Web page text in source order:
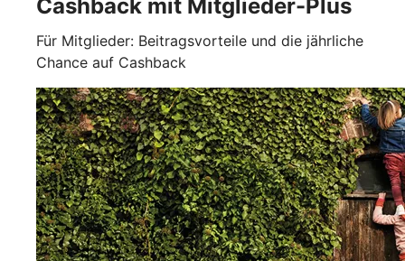
Cashback mit Mitglieder-Plus
Für Mitglieder: Beitragsvorteile und die jährliche
Chance auf Cashback